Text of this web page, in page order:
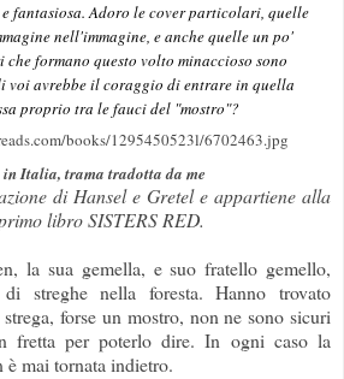
fantasiosa. Adoro le cover particolari, quelle
nell'immagine, e anche quelle un po'
che formano questo volto minaccioso sono
voi avrebbe il coraggio di entrare in quella
proprio tra le fauci del "mostro"?
Italia, trama tradotta da me
di Hansel e Gretel e appartiene alla
libro SISTERS RED.
la sua gemella, e suo fratello gemello,
streghe nella foresta. Hanno trovato
forse un mostro, non ne sono sicuri
fretta per poterlo dire. In ogni caso la
è mai tornata indietro.